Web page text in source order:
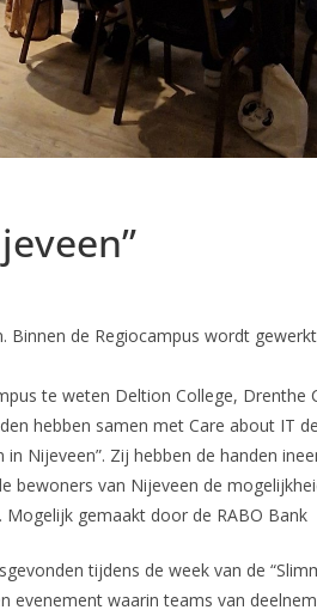
Binnen de Regiocampus wordt
te weten Deltion College, Drenthe
hebben samen met Care about IT
Nijeveen”. Zij hebben de handen
bewoners van Nijeveen de
gemaakt door de RABO Bank
tijdens de week van de
evenement waarin teams van